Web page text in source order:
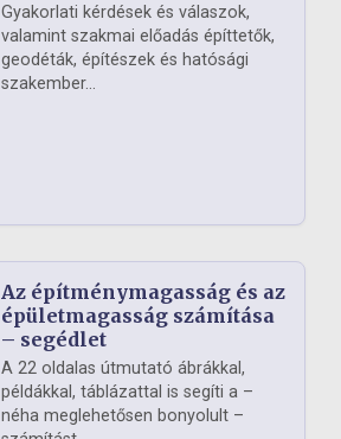
Gyakorlati kérdések és válaszok,
valamint szakmai előadás építtetők,
geodéták, építészek és hatósági
szakember...
Az építménymagasság és az
épületmagasság számítása
– segédlet
A 22 oldalas útmutató ábrákkal,
példákkal, táblázattal is segíti a –
néha meglehetősen bonyolult –